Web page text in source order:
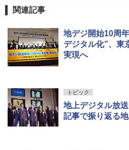
関連記事
地デジ開始10周
デジタル化”、東
実現へ
トピック
地上デジタル放
記事で振り返る